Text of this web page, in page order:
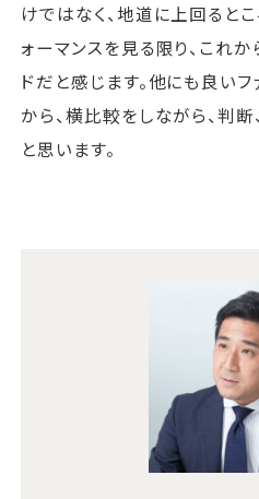
けではなく、地道に上回ると
ォーマンスを見る限り、これ
ドだと感じます。他にも良い
から、横比較をしながら、判
と思います。